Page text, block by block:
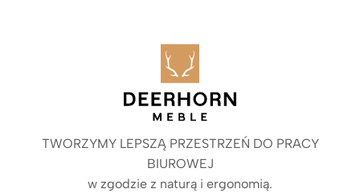
TWORZYMY LEPSZĄ PRZESTRZEŃ DO PRACY
BIUROWEJ
w zgodzie z naturą i ergonomią.